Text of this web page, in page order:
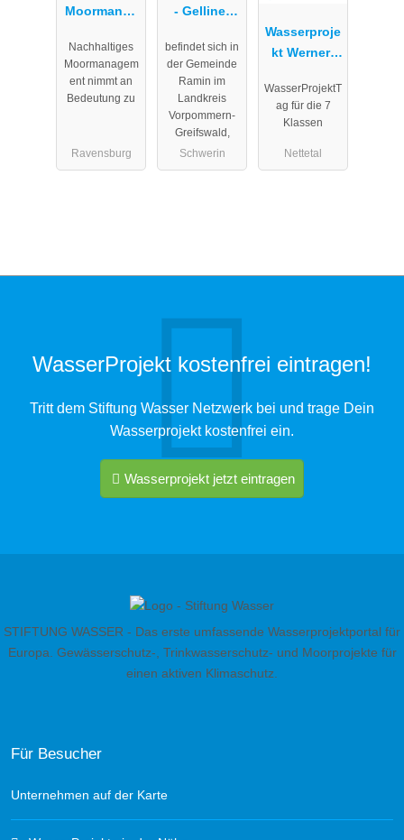
Moormanag
Nachhaltiges
Moormanagem
ent nimmt an
Bedeutung zu
Ravensburg
- Gelliner
befindet sich in
der Gemeinde
Ramin im
Landkreis
Vorpommern-
Greifswald,
Schwerin
Wasserproje
kt Werner-
Gymnasium
WasserProjektT
ag für die 7
Klassen
Nettetal
WasserProjekt kostenfrei eintragen!
Tritt dem Stiftung Wasser Netzwerk bei und trage Dein
Wasserprojekt kostenfrei ein.
Wasserprojekt jetzt eintragen
STIFTUNG WASSER - Das erste umfassende Wasserprojektportal für
Europa. Gewässerschutz-, Trinkwasserschutz- und Moorprojekte für
einen aktiven Klimaschutz.
Für Besucher
Unternehmen auf der Karte